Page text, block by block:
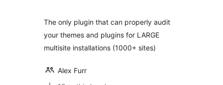
The only plugin that can properly audit
your themes and plugins for LARGE
multisite installations (1000+ sites)
Alex Furr